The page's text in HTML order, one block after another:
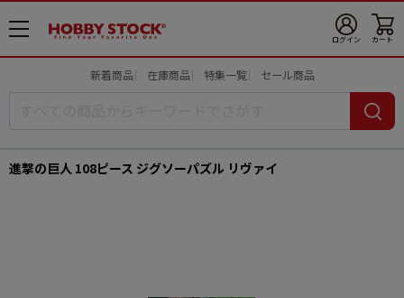
メ
ニ
ログイン カート
新着商品 在庫商品 特集一覧 セール商品
進撃の巨人 108ピース ジグソーパズル リヴァイ